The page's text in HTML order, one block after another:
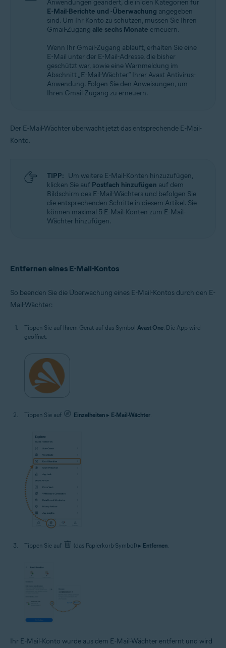
Anwendungen geändert, die in den Kategorien für
E-Mail-Berichte und -Überwachung angegeben
sind. Um Ihr Konto zu schützen, müssen Sie Ihren
Gmail-Zugang alle sechs Monate erneuern.
Wenn Ihr Gmail-Zugang abläuft, erhalten Sie eine
E-Mail unter der E-Mail-Adresse, die bisher
geschützt war, sowie eine Warnmeldung im
Abschnitt „E-Mail-Wächter“ Ihrer Avast Antivirus-
Anwendung. Folgen Sie den Anweisungen, um
Ihren Gmail-Zugang zu erneuern.
Der E-Mail-Wächter überwacht jetzt das entsprechende E-Mail-
Konto.
TIPP: Um weitere E-Mail-Konten hinzuzufügen,
klicken Sie auf Postfach hinzufügen auf dem
Bildschirm des E-Mail-Wächters und befolgen Sie
die entsprechenden Schritte in diesem Artikel. Sie
können maximal 5 E-Mail-Konten zum E-Mail-
Wächter hinzufügen.
Entfernen eines E-Mail-Kontos
So beenden Sie die Überwachung eines E-Mail-Kontos durch den E-
Mail-Wächter:
Tippen Sie auf Ihrem Gerät auf das Symbol Avast One . Die App wird
geöffnet.
Tippen Sie auf Einzelheiten ▸ E-Mail-Wächter
Tippen Sie auf (das Papierkorb-Symbol) ▸ Entfernen.
Ihr E-Mail-Konto wurde aus dem E-Mail-Wächter entfernt und wird